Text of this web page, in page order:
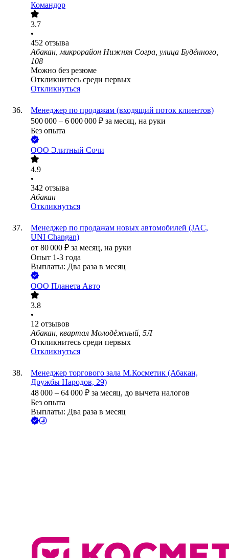
Командор
3.7
•
452 отзыва
Абакан, микрорайон Нижняя Согра, улица Будённого,
108
Можно без резюме
Откликнитесь среди первых
Откликнуться
Менеджер по продажам (входящий поток клиентов)
500 000 – 6 000 000 ₽ за месяц, на руки
Без опыта
ООО Элитный Сочи
4.9
•
342 отзыва
Абакан
Откликнуться
Менеджер по продажам новых автомобилей (JAC,
UNI Changan)
от 80 000 ₽ за месяц, на руки
Опыт 1-3 года
Выплаты: Два раза в месяц
ООО Планета Авто
3.8
•
12 отзывов
Абакан, квартал Молодёжный, 5Л
Откликнитесь среди первых
Откликнуться
Менеджер торгового зала М.Косметик (Абакан,
Дружбы Народов, 29)
48 000 – 64 000 ₽ за месяц, до вычета налогов
Без опыта
Выплаты: Два раза в месяц